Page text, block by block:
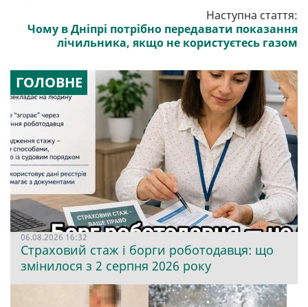
Наступна стаття:
Чому в Дніпрі потрібно передавати показання
лічильника, якщо не користуєтесь газом
ГОЛОВНЕ
06.08.2026 16:32
Страховий стаж і борги роботодавця: що
змінилося з 2 серпня 2026 року